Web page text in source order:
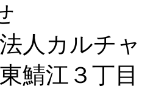
人カルチ
鯖江３丁